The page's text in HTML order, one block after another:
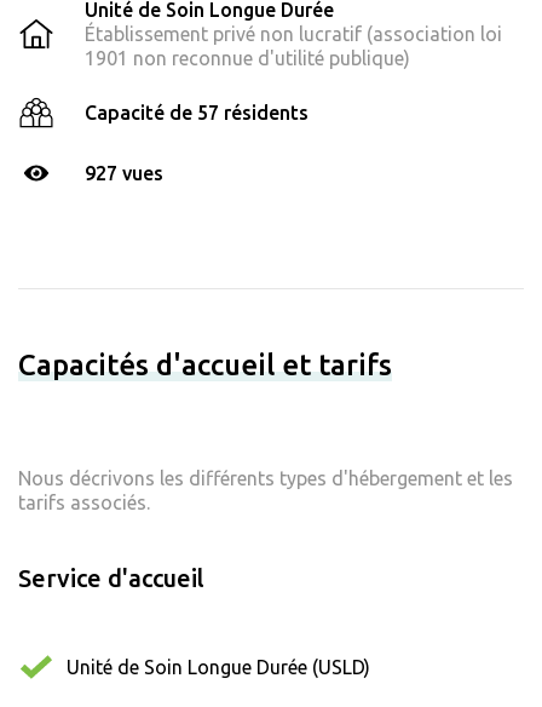
Unité de Soin Longue Durée
Établissement privé non lucratif (association loi
1901 non reconnue d'utilité publique)
Capacité de 57 résidents
927 vues
Capacités d'accueil et tarifs
Nous décrivons les différents types d'hébergement et les
tarifs associés.
Service d'accueil
Unité de Soin Longue Durée (USLD)